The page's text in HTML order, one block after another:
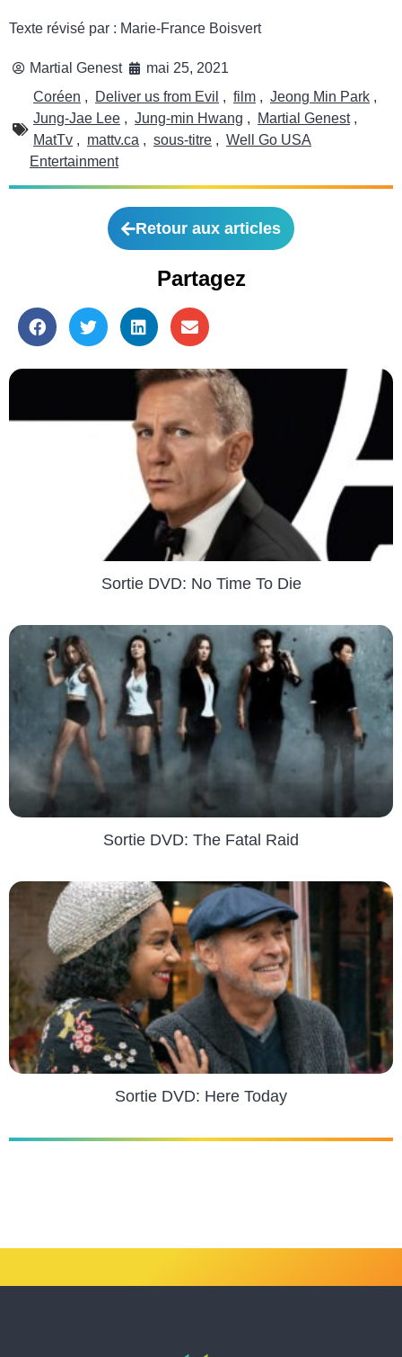
Texte révisé par : Marie-France Boisvert
Martial Genest
mai 25, 2021
Coréen , Deliver us from Evil , film , Jeong Min Park ,
Jung-Jae Lee , Jung-min Hwang , Martial Genest ,
MatTv , mattv.ca , sous-titre , Well Go USA
Entertainment
Retour aux articles
Partagez
Sortie DVD: No Time To Die
Sortie DVD: The Fatal Raid
Sortie DVD: Here Today